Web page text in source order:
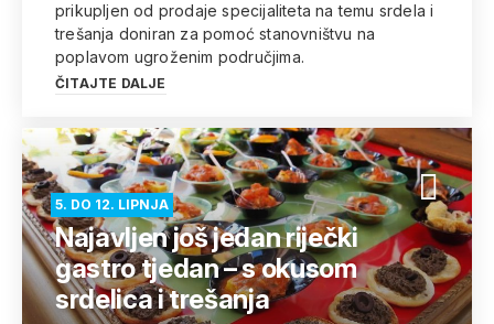
prikupljen od prodaje specijaliteta na temu srdela i
trešanja doniran za pomoć stanovništvu na
poplavom ugroženim područjima.
ČITAJTE DALJE
5. DO 12. LIPNJA
Najavljen još jedan riječki
gastro tjedan – s okusom
srdelica i trešanja